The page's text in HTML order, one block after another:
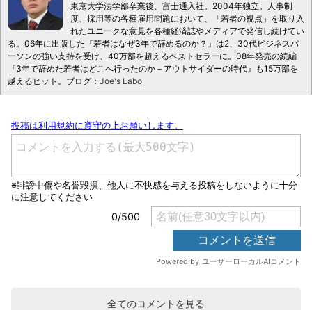
東京大学法学部卒業後、富士通入社。2004年独立。人事制
度、採用等の各種雇用問題において、「若者の視点」を取り入
れたユニークな意見を各種経済誌やメディアで発信し続けてい
る。06年に出版した『若者はなぜ3年で辞めるのか？』は2、30代ビジネスパ
ーソンの強い支持を受け、40万部を超えるベストセラーに。08年発売の続編
『3年で辞めた若者はどこへ行ったのか－アウトサイダーの時代』も15万部を
越えるヒット。ブログ： Joe's Labo
全てのコメントを見る